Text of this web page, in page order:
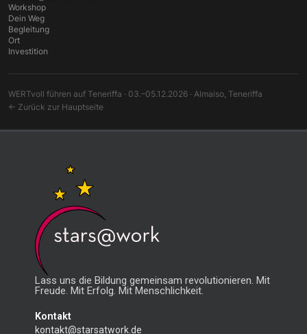
Workshop
Dein Weg
Begleitung
Ort
Investition
WERTvoll führen auf Teneriffa · 03.–05.12.2026 · Almaiso, Teneriffa
← Zurück zur Hauptseite
Lass uns die Bildung gemeinsam revolutionieren. Mit
Freude. Mit Erfolg. Mit Menschlichkeit.
Kontakt
kontakt@starsatwork.de